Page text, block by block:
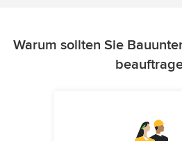
Warum sollten Sie